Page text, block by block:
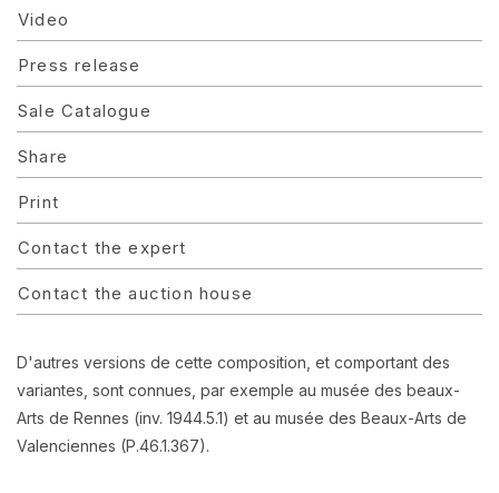
Video
Press release
Sale Catalogue
Share
Print
Contact the expert
Contact the auction house
D'autres versions de cette composition, et comportant des
variantes, sont connues, par exemple au musée des beaux-
Arts de Rennes (inv. 1944.5.1) et au musée des Beaux-Arts de
Valenciennes (P.46.1.367).